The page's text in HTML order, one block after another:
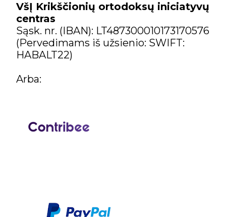
VšĮ Krikščionių ortodoksų iniciatyvų
centras
Sąsk. nr. (IBAN): LT487300010173170576
(Pervedimams iš užsienio: SWIFT:
HABALT22)
Arba: